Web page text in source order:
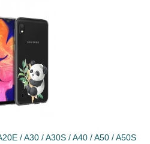
/ A30 / A30S / A40 / A50 / A50S